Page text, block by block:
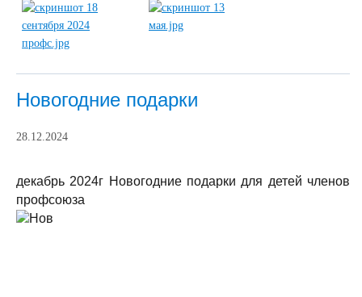
Новогодние подарки
28.12.2024
декабрь 2024г Новогодние подарки для детей членов
профсоюза